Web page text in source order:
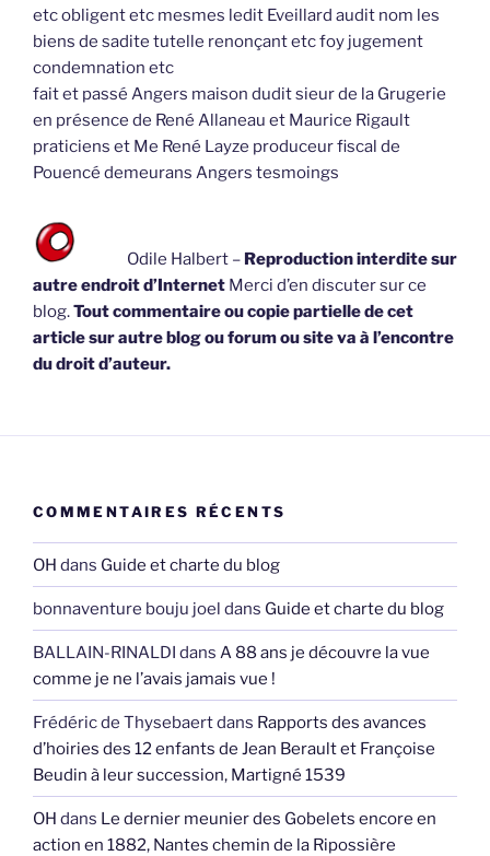
etc obligent etc mesmes ledit Eveillard audit nom les
biens de sadite tutelle renonçant etc foy jugement
condemnation etc
fait et passé Angers maison dudit sieur de la Grugerie
en présence de René Allaneau et Maurice Rigault
praticiens et Me René Layze produceur fiscal de
Pouencé demeurans Angers tesmoings
Odile Halbert – Reproduction interdite sur
autre endroit d’Internet Merci d’en discuter sur ce
blog.Tout commentaire ou copie partielle de cet
article sur autre blog ou forum ou site va à l’encontre
du droit d’auteur.
COMMENTAIRES RÉCENTS
OH dans Guide et charte du blog
bonnaventure bouju joel dans Guide et charte du blog
BALLAIN-RINALDI dans A 88 ans je découvre la vue
comme je ne l’avais jamais vue !
Frédéric de Thysebaertdans Rapports des avances
d’hoiries des 12 enfants de Jean Berault et Françoise
Beudin à leur succession, Martigné 1539
OH dans Le dernier meunier des Gobelets encore en
action en 1882, Nantes chemin de la Ripossière